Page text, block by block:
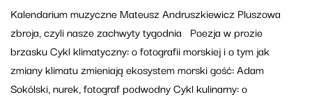
Kalendarium muzyczne Mateusz Andruszkiewicz Pluszowa
zbroja, czyli nasze zachwyty tygodnia Poezja w prozie
brzasku Cykl klimatyczny: o fotografii morskiej i o tym jak
zmiany klimatu zmieniają ekosystem morski gość: Adam
Sokólski, nurek, fotograf podwodny Cykl kulinarny: o